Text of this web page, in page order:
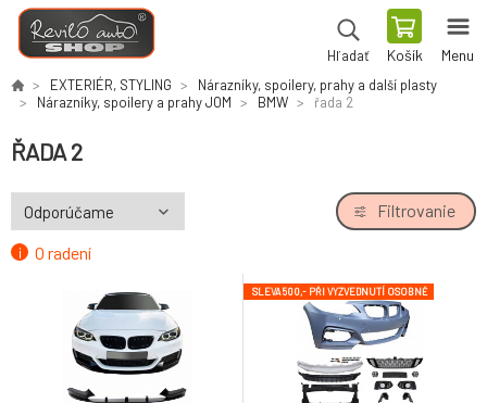
Hľadať Košík Menu
EXTERIÉR, STYLING
Nárazníky, spoilery, prahy a další plasty
Nárazníky, spoilery a prahy JOM
BMW řada 2
ŘADA 2
O radení
Filtrovanie
SLEVA 500,- PŘI VYZVEDNUTÍ OSOBNĚ